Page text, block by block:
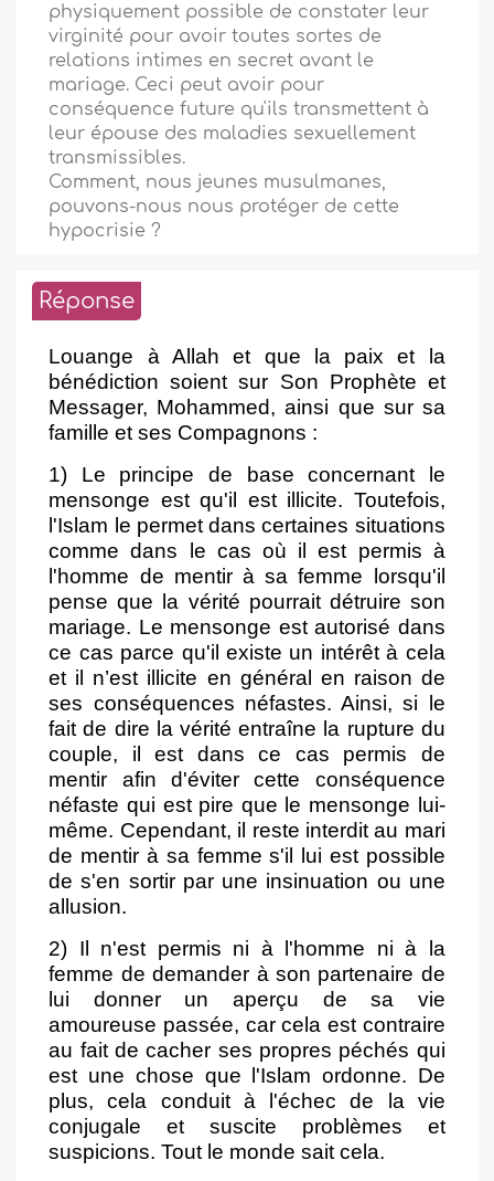
physiquement possible de constater leur
virginité pour avoir toutes sortes de
relations intimes en secret avant le
mariage. Ceci peut avoir pour
conséquence future qu'ils transmettent à
leur épouse des maladies sexuellement
transmissibles.
Comment, nous jeunes musulmanes,
pouvons-nous nous protéger de cette
hypocrisie ?
Réponse
Louange à Allah et que la paix et la
bénédiction soient sur Son Prophète et
Messager, Mohammed, ainsi que sur sa
famille et ses Compagnons :
1) Le principe de base concernant le
mensonge est qu'il est illicite. Toutefois,
l'Islam le permet dans certaines situations
comme dans le cas où il est permis à
l'homme de mentir à sa femme lorsqu'il
pense que la vérité pourrait détruire son
mariage. Le mensonge est autorisé dans
ce cas parce qu'il existe un intérêt à cela
et il n’est illicite en général en raison de
ses conséquences néfastes. Ainsi, si le
fait de dire la vérité entraîne la rupture du
couple, il est dans ce cas permis de
mentir afin d'éviter cette conséquence
néfaste qui est pire que le mensonge lui-
même. Cependant, il reste interdit au mari
de mentir à sa femme s'il lui est possible
de s'en sortir par une insinuation ou une
allusion.
2) Il n'est permis ni à l'homme ni à la
femme de demander à son partenaire de
lui donner un aperçu de sa vie
amoureuse passée, car cela est contraire
au fait de cacher ses propres péchés qui
est une chose que l'Islam ordonne. De
plus, cela conduit à l'échec de la vie
conjugale et suscite problèmes et
suspicions. Tout le monde sait cela.